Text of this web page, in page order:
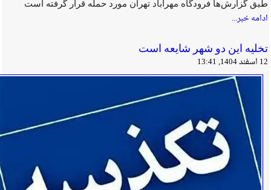
طبق گزارش‌ها فرودگاه مهرآباد تهران مورد حمله قرار گرفته است
ادامه خبر...
تخلیه این دو شهر شایعه است
12 اسفند 1404, 13:41